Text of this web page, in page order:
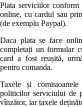
Plata serviciilor conform
online, cu cardul sau
(de exemplu Paypal).
Daca plata se face
completați un formular
card a fost reușită,
pentru comanda.
Taxele și
politicilor serviciului de
vînzător, iar taxele